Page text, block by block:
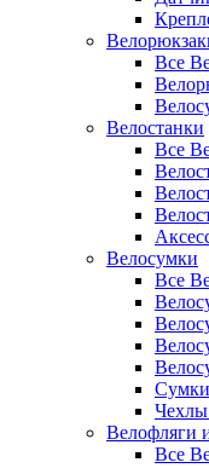
Все
Велостанки
Все
Велосумки
Все
Сумки
Чехлы
Велофляги
Все